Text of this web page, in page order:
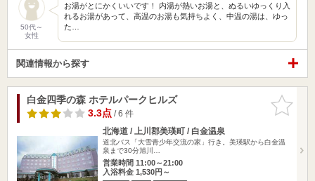
50代～
女性
お湯がとにかくいいです！ 内湯が熱いお湯と、ぬるいゆっくり入
れるお湯があって、高温のお湯も気持ちよく、中温の湯は、ゆっ
た…
関連情報から探す
お気に入
りに追加
白金四季の森 ホテルパークヒルズ
3.3点/ 6 件
北海道 / 上川郡美瑛町 / 白金温泉
道北バス「大雪青少年交流の家」行き。美瑛駅から白金温
泉まで30分旭川…
営業時間 11:00～21:00
入浴料金 1,530円～